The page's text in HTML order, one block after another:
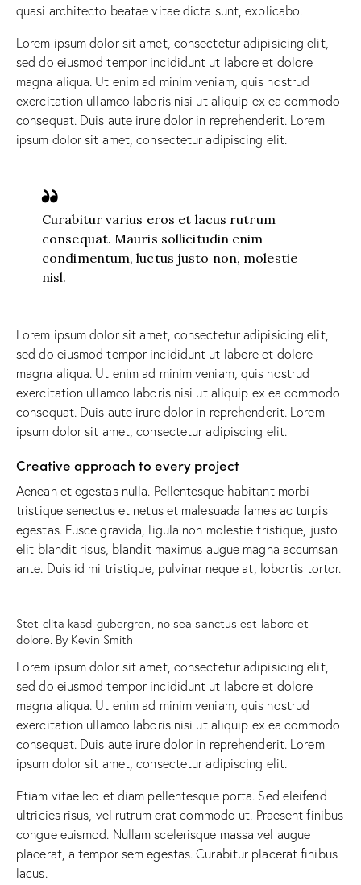
quasi architecto beatae vitae dicta sunt, explicabo.
Lorem ipsum dolor sit amet, consectetur adipisicing elit,
sed do eiusmod tempor incididunt ut labore et dolore
magna aliqua. Ut enim ad minim veniam, quis nostrud
exercitation ullamco laboris nisi ut aliquip ex ea commodo
consequat. Duis aute irure dolor in reprehenderit. Lorem
ipsum dolor sit amet, consectetur adipiscing elit.
Curabitur varius eros et lacus rutrum
consequat. Mauris sollicitudin enim
condimentum, luctus justo non, molestie
nisl.
Lorem ipsum dolor sit amet, consectetur adipisicing elit,
sed do eiusmod tempor incididunt ut labore et dolore
magna aliqua. Ut enim ad minim veniam, quis nostrud
exercitation ullamco laboris nisi ut aliquip ex ea commodo
consequat. Duis aute irure dolor in reprehenderit. Lorem
ipsum dolor sit amet, consectetur adipiscing elit.
Creative approach to every project
Aenean et egestas nulla. Pellentesque habitant morbi
tristique senectus et netus et malesuada fames ac turpis
egestas. Fusce gravida, ligula non molestie tristique, justo
elit blandit risus, blandit maximus augue magna accumsan
ante. Duis id mi tristique, pulvinar neque at, lobortis tortor.
Stet clita kasd gubergren, no sea sanctus est labore et
dolore. By Kevin Smith
Lorem ipsum dolor sit amet, consectetur adipisicing elit,
sed do eiusmod tempor incididunt ut labore et dolore
magna aliqua. Ut enim ad minim veniam, quis nostrud
exercitation ullamco laboris nisi ut aliquip ex ea commodo
consequat. Duis aute irure dolor in reprehenderit. Lorem
ipsum dolor sit amet, consectetur adipiscing elit.
Etiam vitae leo et diam pellentesque porta. Sed eleifend
ultricies risus, vel rutrum erat commodo ut. Praesent finibus
congue euismod. Nullam scelerisque massa vel augue
placerat, a tempor sem egestas. Curabitur placerat finibus
lacus.